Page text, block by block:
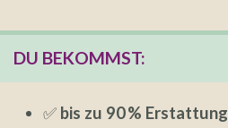
DU BEKOMMST:
✅ bis zu 90 % Erstattung